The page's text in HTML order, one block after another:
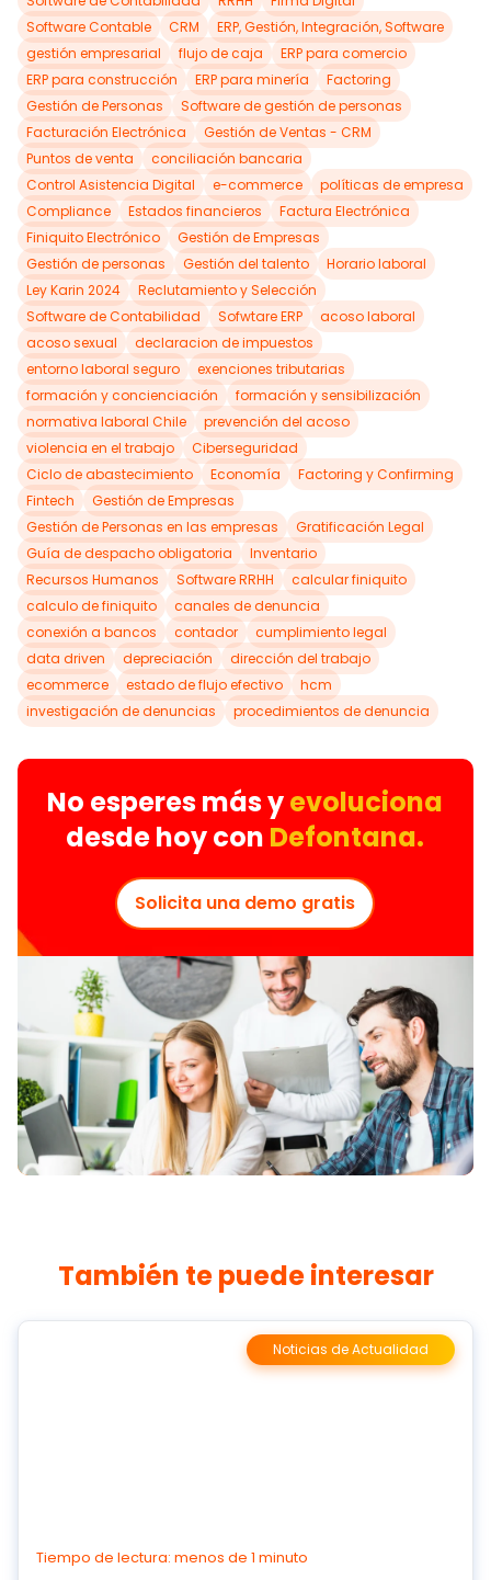
Software Contable
CRM
ERP, Gestión, Integración, Software
gestión empresarial
flujo de caja
ERP para comercio
ERP para construcción
ERP para minería
Factoring
Gestión de Personas
Software de gestión de personas
Facturación Electrónica
Gestión de Ventas - CRM
Puntos de venta
conciliación bancaria
Control Asistencia Digital
e-commerce
políticas de empresa
Compliance
Estados financieros
Factura Electrónica
Finiquito Electrónico
Gestión de Empresas
Gestión de personas
Gestión del talento
Horario laboral
Ley Karin 2024
Reclutamiento y Selección
Software de Contabilidad
Sofwtare ERP
acoso laboral
acoso sexual
declaracion de impuestos
entorno laboral seguro
exenciones tributarias
formación y concienciación
formación y sensibilización
normativa laboral Chile
prevención del acoso
violencia en el trabajo
Ciberseguridad
Ciclo de abastecimiento
Economía
Factoring y Confirming
Fintech
Gestión de Empresas
Gestión de Personas en las empresas
Gratificación Legal
Guía de despacho obligatoria
Inventario
Recursos Humanos
Software RRHH
calcular finiquito
calculo de finiquito
canales de denuncia
conexión a bancos
contador
cumplimiento legal
data driven
depreciación
dirección del trabajo
ecommerce
estado de flujo efectivo
hcm
investigación de denuncias
procedimientos de denuncia
No esperes más yevoluciona
desde hoy con Defontana.
Solicita una demo gratis
También te puede interesar
Noticias de Actualidad
Tiempo de lectura: menos de 1 minuto